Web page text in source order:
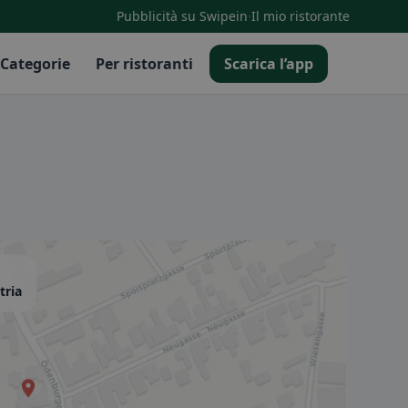
Pubblicità su Swipein·Il mio ristorante
Categorie Per ristoranti Scarica l’app